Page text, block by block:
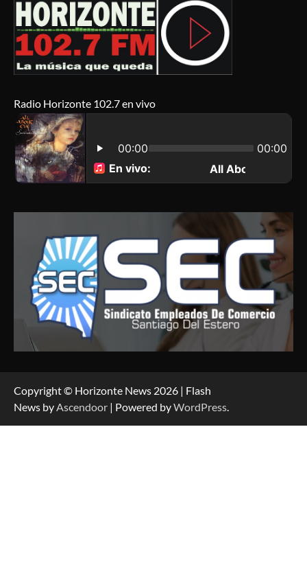
Radio Horizonte 102.7 en vivo
Copyright © Horizonte News 2026 | Flash
News byAscendoor | Powered byWordPress.